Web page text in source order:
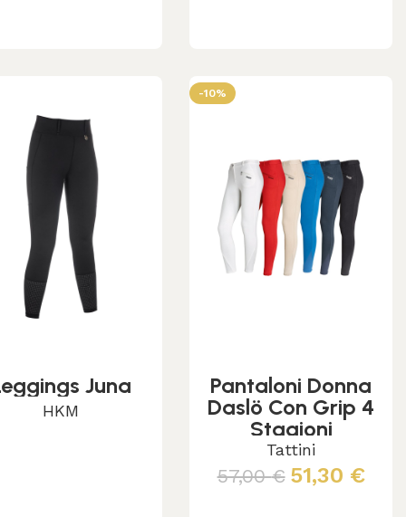
Juna
HKM
-10%
Pantaloni Donna
Daslö Con Grip 4
Stagioni
Tattini
57,00€ 51,30 €